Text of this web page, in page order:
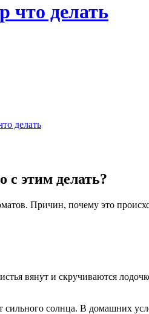
что делать
делать
с этим делать?
Причин, почему это
вянут и скручиваются
сильного солнца. В домашних